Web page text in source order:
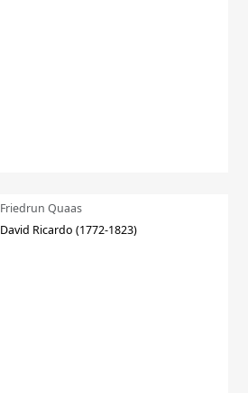
Friedrun Quaas
David Ricardo (1772-1823)